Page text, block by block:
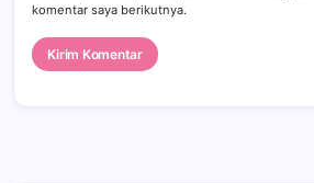
komentar saya berikutnya.